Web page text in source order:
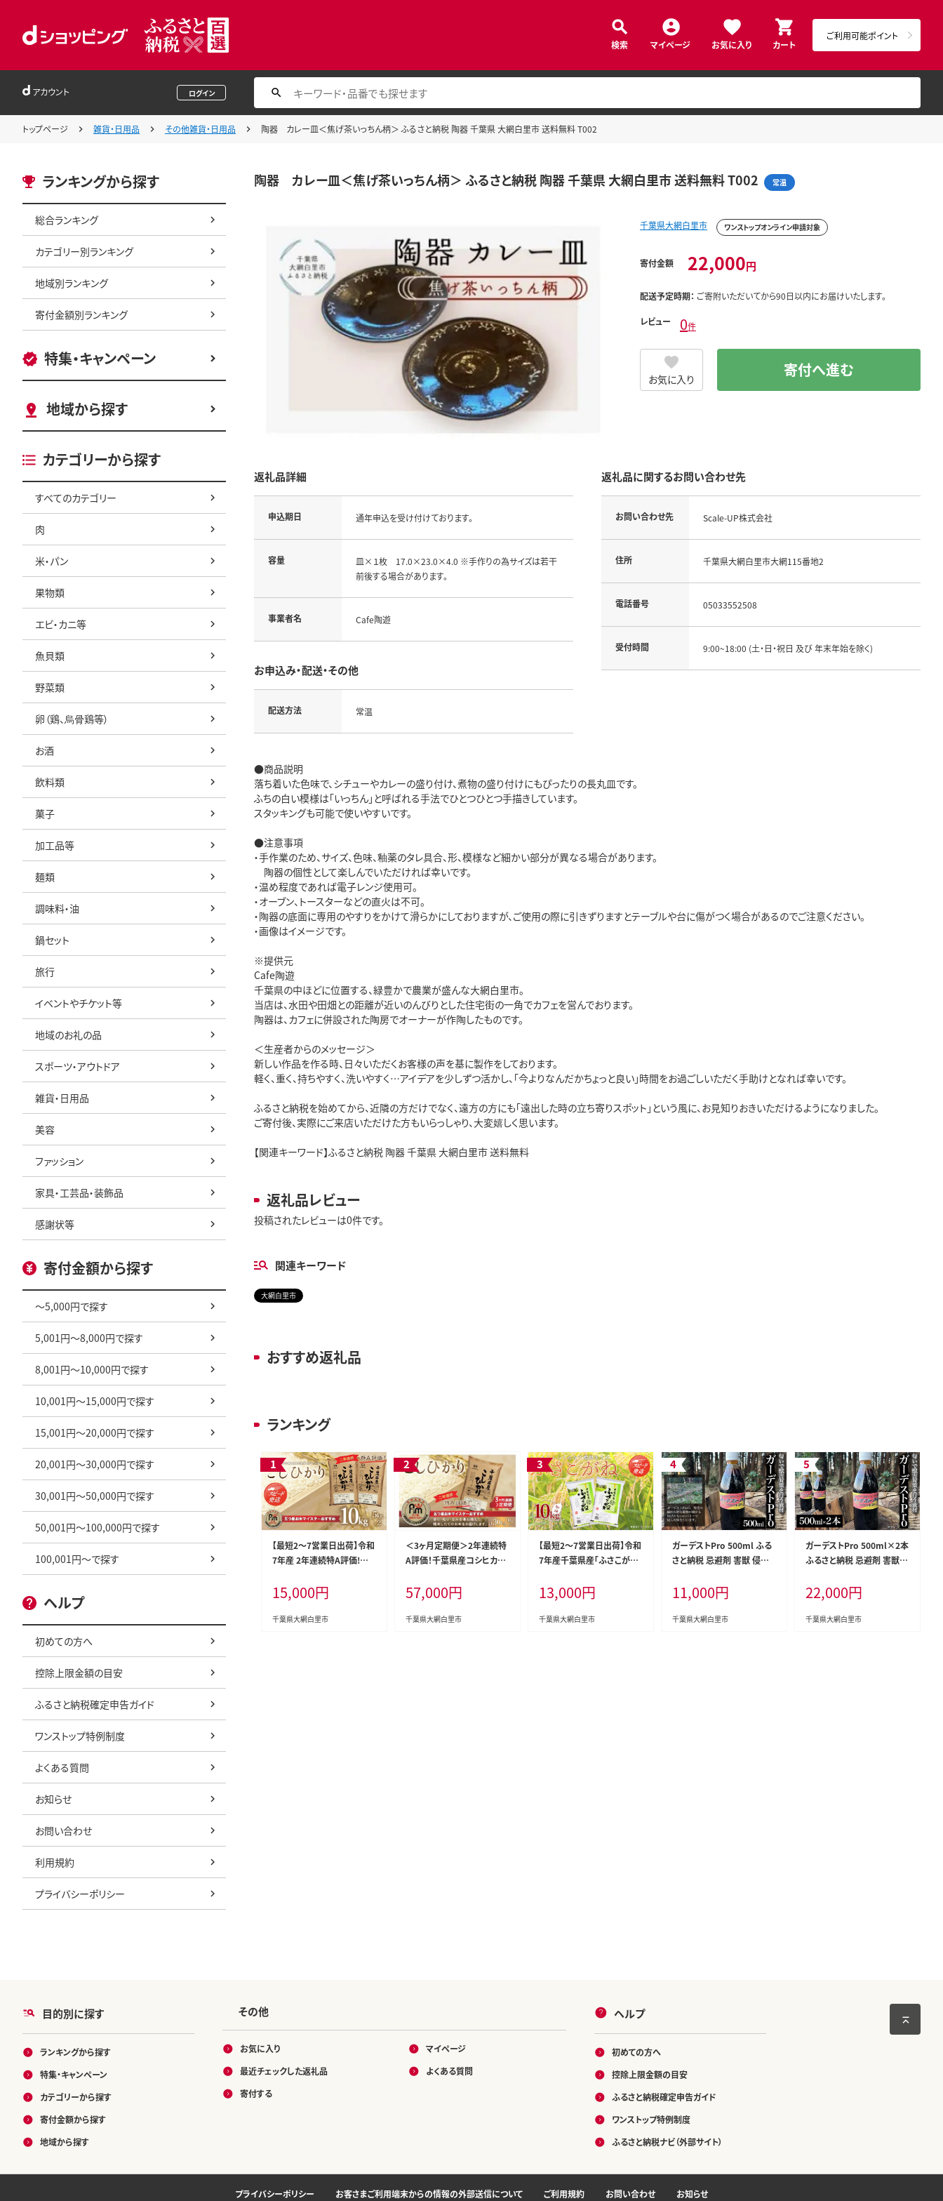
検索 マイページ お気に入り カート
ご利用可能ポイント
アカウント ログイン
トップページ 雑貨・日用品 その他雑貨・日用品 陶器 カレー皿＜焦げ茶いっちん柄＞ ふるさと納税 陶器 千葉県 大網白里市 送料無料 T002
ランキングから探す
総合ランキング
カテゴリー別ランキング
地域別ランキング
寄付金額別ランキング
特集・キャンペーン
地域から探す
カテゴリーから探す
すべてのカテゴリー
肉
米・パン
果物類
エビ・カニ等
魚貝類
野菜類
卵（鶏、烏骨鶏等）
お酒
飲料類
菓子
加工品等
麺類
調味料・油
鍋セット
旅行
イベントやチケット等
地域のお礼の品
スポーツ・アウトドア
雑貨・日用品
美容
ファッション
家具・工芸品・装飾品
感謝状等
寄付金額から探す
～5,000円で探す
5,001円～8,000円で探す
8,001円～10,000円で探す
10,001円～15,000円で探す
15,001円～20,000円で探す
20,001円～30,000円で探す
30,001円～50,000円で探す
50,001円～100,000円で探す
100,001円～で探す
ヘルプ
初めての方へ
控除上限金額の目安
ふるさと納税確定申告ガイド
ワンストップ特例制度
よくある質問
お知らせ
お問い合わせ
利用規約
プライバシーポリシー
陶器 カレー皿＜焦げ茶いっちん柄＞ ふるさと納税 陶器 千葉県 大網白里市 送料無料 T002 常温
千葉県大網白里市 ワンストップオンライン申請対象
寄付金額 22,000円
配送予定時期： ご寄附いただいてから90日以内にお届けいたします。
レビュー 0件
お気に入り 寄付へ進む
返礼品詳細
申込期日 通年申込を受け付けております。
容量
皿×１枚 17.0×23.0×4.0 ※手作りの為サイズは若干
前後する場合があります。
事業者名 Cafe陶遊
お申込み・配送・その他
配送方法 常温
返礼品に関するお問い合わせ先
お問い合わせ先 Scale-UP株式会社
住所 千葉県大網白里市大網115番地2
電話番号 05033552508
受付時間 9:00~18:00 (土・日・祝日 及び 年末年始を除く)
●商品説明
落ち着いた色味で、シチューやカレーの盛り付け、煮物の盛り付けにもぴったりの長丸皿です。
ふちの白い模様は「いっちん」と呼ばれる手法でひとつひとつ手描きしています。
スタッキングも可能で使いやすいです。
●注意事項
・手作業のため、サイズ、色味、釉薬のタレ具合、形、模様など細かい部分が異なる場合があります。
陶器の個性として楽しんでいただければ幸いです。
・温め程度であれば電子レンジ使用可。
・オーブン、トースターなどの直火は不可。
・陶器の底面に専用のやすりをかけて滑らかにしておりますが、ご使用の際に引きずりますとテーブルや台に傷がつく場合があるのでご注意ください。
・画像はイメージです。
※提供元
Cafe陶遊
千葉県の中ほどに位置する、緑豊かで農業が盛んな大網白里市。
当店は、水田や田畑との距離が近いのんびりとした住宅街の一角でカフェを営んでおります。
陶器は、カフェに併設された陶房でオーナーが作陶したものです。
＜生産者からのメッセージ＞
新しい作品を作る時、日々いただくお客様の声を基に製作をしております。
軽く、重く、持ちやすく、洗いやすく…アイデアを少しずつ活かし、「今よりなんだかちょっと良い」時間をお過ごしいただく手助けとなれば幸いです。
ふるさと納税を始めてから、近隣の方だけでなく、遠方の方にも「遠出した時の立ち寄りスポット」という風に、お見知りおきいただけるようになりました。
ご寄付後、実際にご来店いただけた方もいらっしゃり、大変嬉しく思います。
【関連キーワード】ふるさと納税 陶器 千葉県 大網白里市 送料無料
返礼品レビュー
投稿されたレビューは0件です。
関連キーワード
大網白里市
おすすめ返礼品
ランキング
【最短2～7営業日出荷】令和
7年産 2年連続特A評価!千
×2袋） お米 10kg 千葉県産
大網白里市 コシヒカリ 米 精
米 こめ 送料無料 E001
15,000円
千葉県大網白里市
＜3ヶ月定期便＞2年連続特
A評価！千葉県産コシヒカリ1
るさと納税 米 お米 定期便 1
0kg 3か月 30kg 千葉県産
大網白里市コシヒカリ 精米
57,000円
千葉県大網白里市
【最短2～7営業日出荷】令和
7年産千葉県産「ふさこがね」
g 千葉県産 大網白里市 ふさ
こがね 米 精米 こめ 送料無
料 A004
13,000円
千葉県大網白里市
ガーデストPro 500ml ふる
さと納税 忌避剤 害獣 侵入
策 イノシシ対策 鹿対策 シカ
対策 猫除け 猫よけ 犬除け
犬よけ 千葉県 大網白里市
11,000円
千葉県大網白里市
ガーデストPro 500ml×2本
ふるさと納税 忌避剤 害獣
猪対策 イノシシ対策 シカ対
策 鹿対策 猫除け 猫よけ 犬
除け 犬よけ 千葉県 大網白
22,000円
千葉県大網白里市
目的別に探す
ランキングから探す
特集・キャンペーン
カテゴリーから探す
寄付金額から探す
地域から探す
その他
お気に入り
最近チェックした返礼品
寄付する
マイページ
よくある質問
ヘルプ
初めての方へ
控除上限金額の目安
ふるさと納税確定申告ガイド
ワンストップ特例制度
ふるさと納税ナビ（外部サイト）
プライバシーポリシー お客さまご利用端末からの情報の外部送信について ご利用規約 お問い合わせ お知らせ